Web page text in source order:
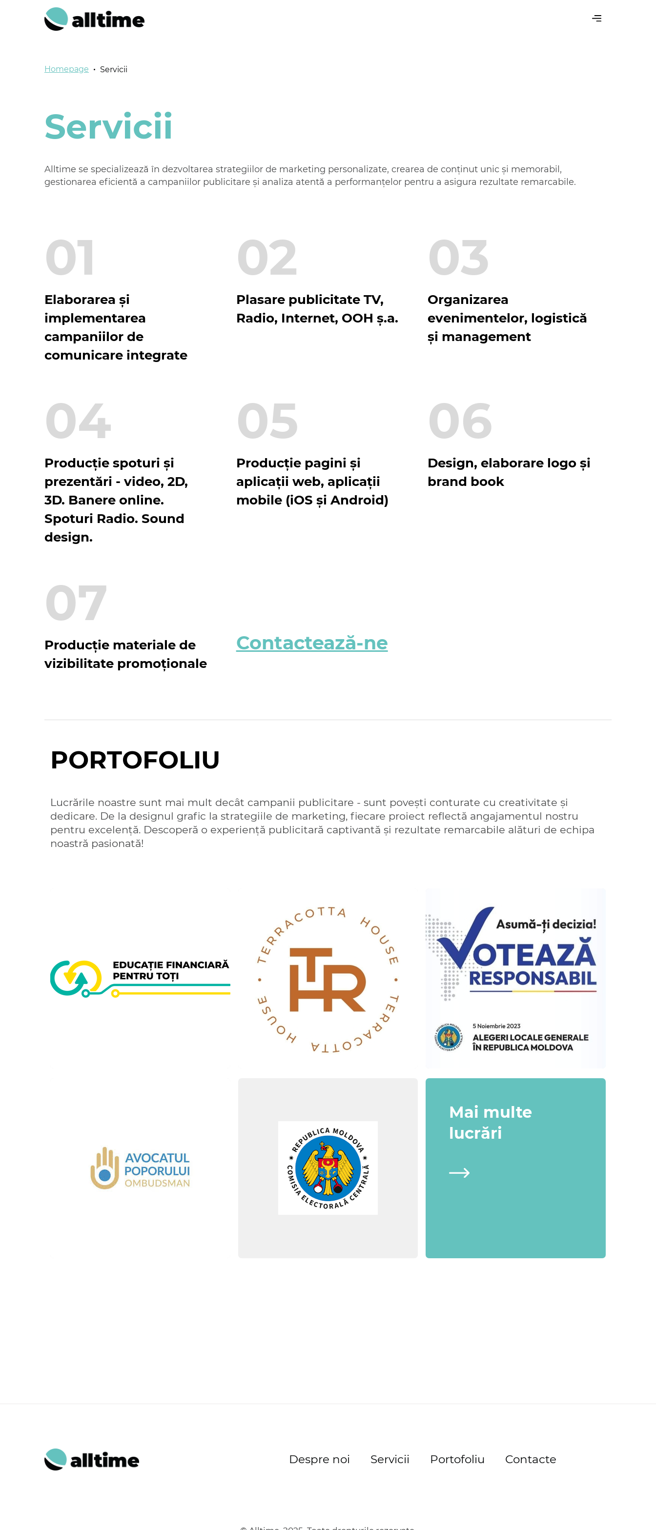
Homepage Servicii
Servicii
Alltime se specializează în dezvoltarea strategiilor de marketing personalizate, crearea de conținut unic și memorabil,
gestionarea eficientă a campaniilor publicitare și analiza atentă a performanțelor pentru a asigura rezultate remarcabile.
01
Elaborarea și
implementarea
campaniilor de
comunicare integrate
02
Plasare publicitate TV,
Radio, Internet, OOH ș.a.
03
Organizarea
evenimentelor, logistică
și management
04
Producție spoturi și
prezentări - video, 2D,
3D. Banere online.
Spoturi Radio. Sound
design.
05
Producție pagini și
aplicații web, aplicații
mobile (iOS și Android)
06
Design, elaborare logo și
brand book
07
Producție materiale de
vizibilitate promoționale
Contactează-ne
PORTOFOLIU
Lucrările noastre sunt mai mult decât campanii publicitare - sunt povești conturate cu creativitate și
dedicare. De la designul grafic la strategiile de marketing, fiecare proiect reflectă angajamentul nostru
pentru excelență. Descoperă o experiență publicitară captivantă și rezultate remarcabile alături de echipa
noastră pasionată!
Mai multe
lucrări
Despre noi Servicii Portofoliu Contacte